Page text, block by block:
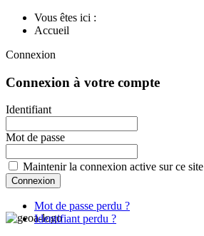
Vous êtes ici :
Accueil
Connexion
Connexion à votre compte
Identifiant
Mot de passe
Maintenir la connexion active sur ce site
Mot de passe perdu ?
Identifiant perdu ?